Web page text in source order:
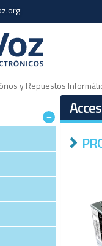
y Repuestos